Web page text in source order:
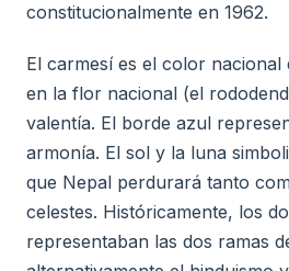
constitucionalmente en 1962.
El carmesí es el color nacional
en la flor nacional (el
valentía. El borde azul
armonía. El sol y la luna
que Nepal perdurará tanto
celestes. Históricamente, los
representaban las dos ramas